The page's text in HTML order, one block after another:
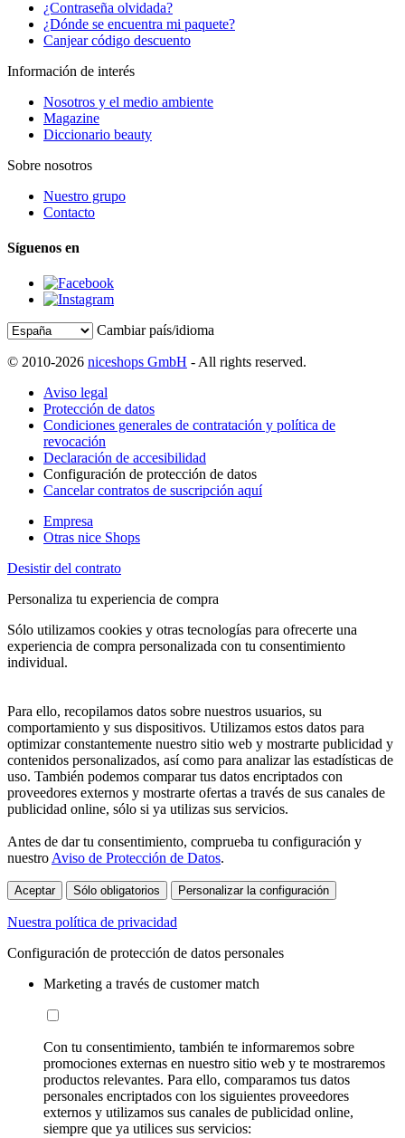
¿Contraseña olvidada?
¿Dónde se encuentra mi paquete?
Canjear código descuento
Información de interés
Nosotros y el medio ambiente
Magazine
Diccionario beauty
Sobre nosotros
Nuestro grupo
Contacto
Síguenos en
Cambiar país/idioma
© 2010-2026 niceshops GmbH - All rights reserved.
Aviso legal
Protección de datos
Condiciones generales de contratación y política de
revocación
Declaración de accesibilidad
Configuración de protección de datos
Cancelar contratos de suscripción aquí
Empresa
Otras nice Shops
Desistir del contrato
Personaliza tu experiencia de compra
Sólo utilizamos cookies y otras tecnologías para ofrecerte una
experiencia de compra personalizada con tu consentimiento
individual.
Para ello, recopilamos datos sobre nuestros usuarios, su
comportamiento y sus dispositivos. Utilizamos estos datos para
optimizar constantemente nuestro sitio web y mostrarte publicidad y
contenidos personalizados, así como para analizar las estadísticas de
uso. También podemos comparar tus datos encriptados con
proveedores externos y mostrarte ofertas a través de sus canales de
publicidad online, sólo si ya utilizas sus servicios.
Antes de dar tu consentimiento, comprueba tu configuración y
nuestro Aviso de Protección de Datos.
Aceptar Sólo obligatorios Personalizar la configuración
Nuestra política de privacidad
Configuración de protección de datos personales
Marketing a través de customer match
Con tu consentimiento, también te informaremos sobre
promociones externas en nuestro sitio web y te mostraremos
productos relevantes. Para ello, comparamos tus datos
personales encriptados con los siguientes proveedores
externos y utilizamos sus canales de publicidad online,
siempre que ya utilices sus servicios: